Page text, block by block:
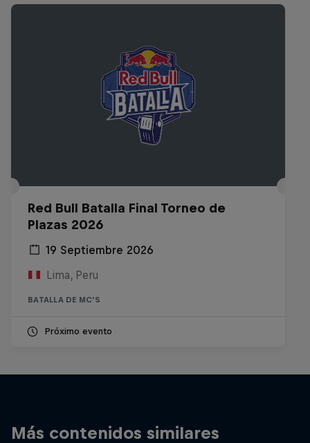
Red Bull Batalla Final Torneo de
Plazas 2026
19 Septiembre 2026
Lima, Peru
BATALLA DE MC'S
Próximo evento
Más contenidos similares